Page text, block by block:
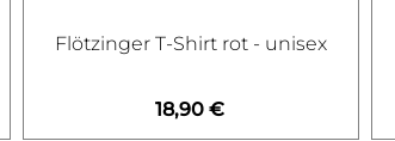
Flötzinger T-Shirt rot - unisex
18,90 €